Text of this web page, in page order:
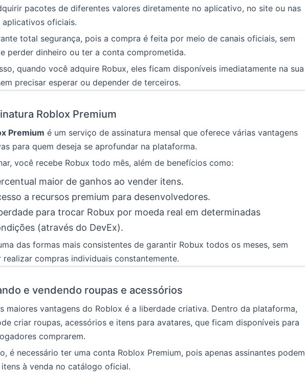
pacotes de diferentes valores diretamente no aplicativo, no site ou nas
aplicativos oficiais.
total segurança, pois a compra é feita por meio de canais oficiais, sem
perder dinheiro ou ter a conta comprometida.
quando você adquire Robux, eles ficam disponíveis imediatamente na sua
precisar esperar ou depender de terceiros.
Roblox Premium
Premium é um serviço de assinatura mensal que oferece várias vantagens
para quem deseja se aprofundar na plataforma.
você recebe Robux todo mês, além de benefícios como:
maior de ganhos ao vender itens.
a recursos premium para desenvolvedores.
para trocar Robux por moeda real em determinadas
(através do DevEx).
das formas mais consistentes de garantir Robux todos os meses, sem
realizar compras individuais constantemente.
e vendendo roupas e acessórios
maiores vantagens do Roblox é a liberdade criativa. Dentro da plataforma,
criar roupas, acessórios e itens para avatares, que ficam disponíveis para
comprarem.
é necessário ter uma conta Roblox Premium, pois apenas assinantes podem
à venda no catálogo oficial.